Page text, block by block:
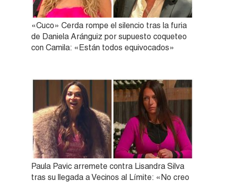
«Cuco» Cerda rompe el silencio tras la furia
de Daniela Aránguiz por supuesto coqueteo
con Camila: «Están todos equivocados»
Paula Pavic arremete contra Lisandra Silva
tras su llegada a Vecinos al Límite: «No creo